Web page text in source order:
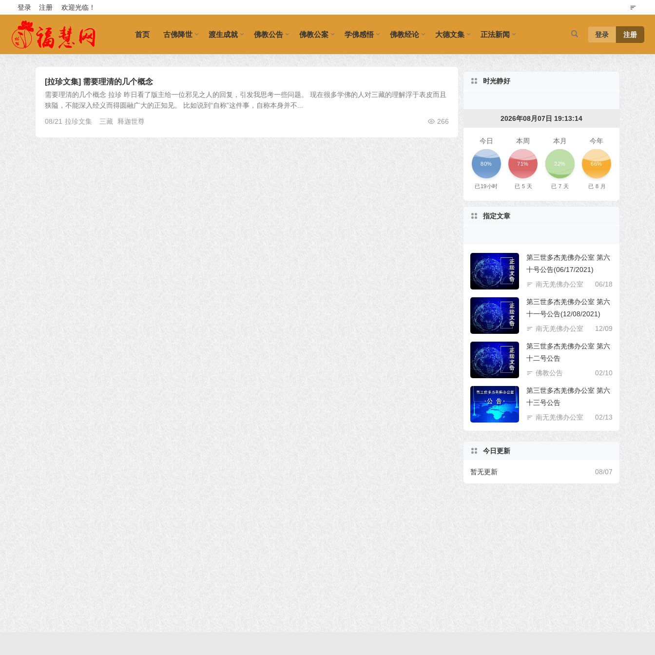
欢迎光临！
登录 注册
首页 古佛降世 渡生成就 佛教公告 佛教公案 学佛感悟 佛教经论 大德文集 正法新闻 登录 注册
[拉珍文集] 需要理清的几个概念
需要理清的几个概念 拉珍 昨日看了版主给一位邪见之人的回复，引发我思考一些问题。 现在很多学佛的人对三藏的理解浮于表皮而且
狭隘，不能深入经义而得圆融广大的正知见。 比如说到“自称”这件事，自称本身并不...
08/21 拉珍文集 266
三藏 释迦世尊
时光静好
2026年08月07日 19:13:14
今日
80%
已19小时
本周
71%
已 5 天
本月
22%
已 7 天
今年
66%
已 8 月
指定文章
第三世多杰羌佛办公室 第六
十号公告(06/17/2021)
06/18
南无羌佛办公室
第三世多杰羌佛办公室 第六
十一号公告(12/08/2021)
12/09
南无羌佛办公室
第三世多杰羌佛办公室 第六
十二号公告
02/10
佛教公告
第三世多杰羌佛办公室 第六
十三号公告
02/13
南无羌佛办公室
今日更新
08/07
暂无更新